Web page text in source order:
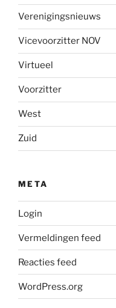
Verenigingsnieuws
Vicevoorzitter NOV
Virtueel
Voorzitter
West
Zuid
META
Login
Vermeldingen feed
Reacties feed
WordPress.org